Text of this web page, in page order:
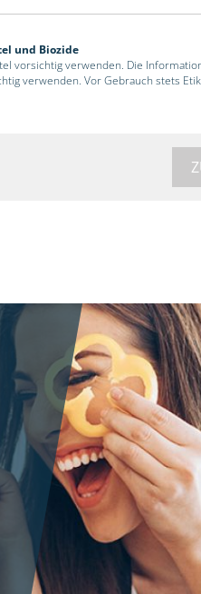
und Biozide
vorsichtig verwenden. Die
verwenden. Vor Gebrauch stets